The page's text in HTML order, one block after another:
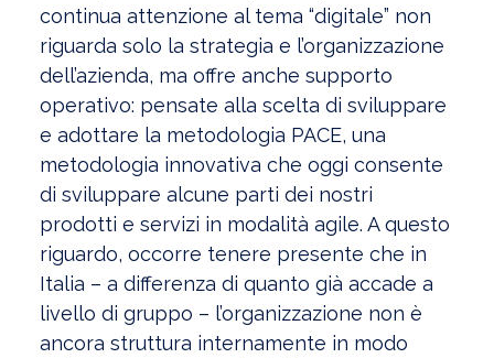
continua attenzione al tema “digitale” non
riguarda solo la strategia e l’organizzazione
dell’azienda, ma offre anche supporto
operativo: pensate alla scelta di sviluppare
e adottare la metodologia PACE, una
metodologia innovativa che oggi consente
di sviluppare alcune parti dei nostri
prodotti e servizi in modalità agile. A questo
riguardo, occorre tenere presente che in
Italia – a differenza di quanto già accade a
livello di gruppo – l’organizzazione non è
ancora struttura internamente in modo